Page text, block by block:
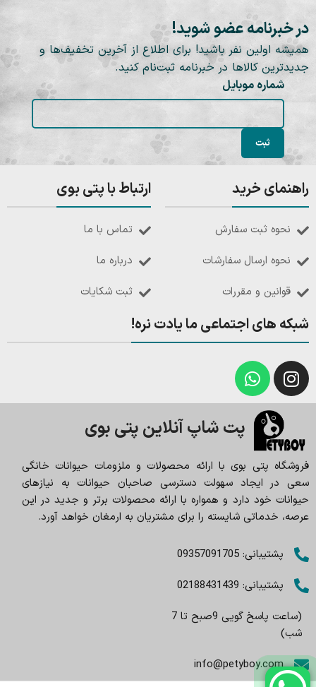
در خبرنامه عضو شوید!
همیشه اولین نفر باشید! برای اطلاع از آخرین تخفیف‌ها و
جدیدترین کالاها در خبرنامه ثبت‌نام کنید.
شماره موبایل
راهنمای خرید
نحوه ثبت سفارش
نحوه ارسال سفارشات
قوانین و مقررات
ارتباط با پتی بوی
تماس با ما
درباره ما
ثبت شکایات
شبکه های اجتماعی ما یادت نره!
پت شاپ آنلاین پتی بوی
فروشگاه پتی بوی با ارائه محصولات و ملزومات حیوانات خانگی
سعی در ایجاد سهولت دسترسی صاحبان حیوانات به نیازهای
حیوانات خود دارد و همواره با ارائه محصولات برتر و جدید در این
عرصه، خدماتی شایسته را برای مشتریان به ارمغان خواهد آورد.
پشتیبانی: 09357091705
پشتیبانی: 02188431439
(ساعت پاسخ گویی 9صبح تا 7
شب)
info@petyboy.com